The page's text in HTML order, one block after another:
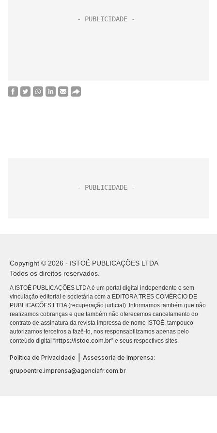
Copyright © 2026 - ISTOÉ PUBLICAÇÕES LTDA
Todos os direitos reservados.
A ISTOÉ PUBLICAÇÕES LTDA é um portal digital independente e sem
vinculação editorial e societária com a EDITORA TRES COMÉRCIO DE
PUBLICACÕES LTDA (recuperação judicial). Informamos também que não
realizamos cobranças e que também não oferecemos cancelamento do
contrato de assinatura da revista impressa de nome ISTOÉ, tampouco
autorizamos terceiros a fazê-lo, nos responsabilizamos apenas pelo
conteúdo digital “https://istoe.com.br” e seus respectivos sites.
Política de Privacidade
Assessoria de Imprensa:
grupoentre.imprensa@agenciafr.com.br